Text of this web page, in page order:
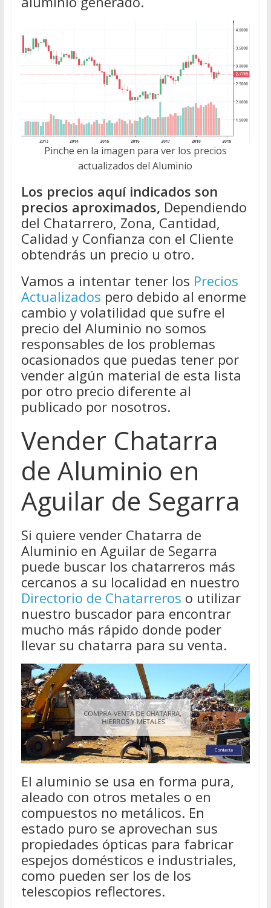
Pinche en la imagen para ver los precios
actualizados del Aluminio
Los precios aquí indicados son
precios aproximados, Dependiendo
del Chatarrero, Zona, Cantidad,
Calidad y Confianza con el Cliente
obtendrás un precio u otro.
Vamos a intentar tener los Precios
Actualizados pero debido al enorme
cambio y volatilidad que sufre el
precio del Aluminio no somos
responsables de los problemas
ocasionados que puedas tener por
vender algún material de esta lista
por otro precio diferente al
publicado por nosotros.
Vender Chatarra
de Aluminio en
Aguilar de Segarra
Si quiere vender Chatarra de
Aluminio en Aguilar de Segarra
puede buscar los chatarreros más
cercanos a su localidad en nuestro
Directorio de Chatarreros o utilizar
nuestro buscador para encontrar
mucho más rápido donde poder
llevar su chatarra para su venta.
El aluminio se usa en forma pura,
aleado con otros metales o en
compuestos no metálicos. En
estado puro se aprovechan sus
propiedades ópticas para fabricar
espejos domésticos e industriales,
como pueden ser los de los
telescopios reflectores.